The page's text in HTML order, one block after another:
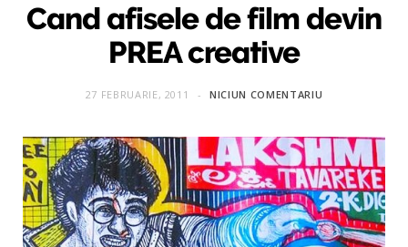
Cand afisele de film devin
PREA creative
27 FEBRUARIE, 2011 NICIUN COMENTARIU